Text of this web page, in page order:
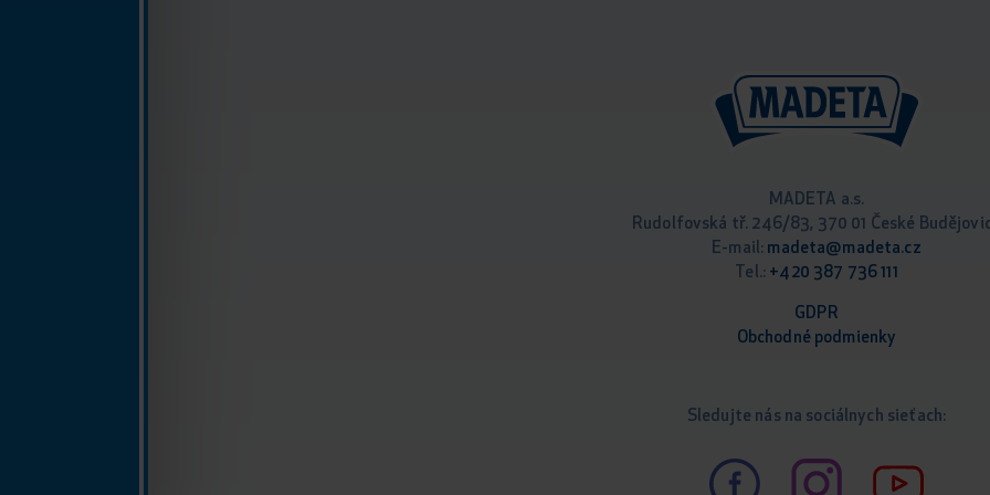
MADETA a.s.
Rudolfovská tř. 246/83, 370 01 České
E-mail: madeta@madeta.cz
Tel.: +420 387 736 111
GDPR
Obchodné podm ienky
Sledujte nás na sociálnych sieťach: